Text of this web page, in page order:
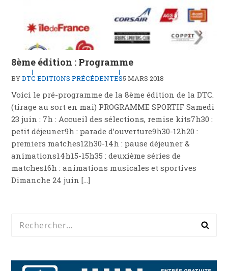
8ème édition : Programme
BYDTC EDITIONS PRÉCÉDENTES5 MARS 2018
Voici le pré-programme de la 8ème édition de la DTC.
(tirage au sort en mai) PROGRAMME SPORTIF Samedi
23 juin : 7h : Accueil des sélections, remise kits7h30 :
petit déjeuner9h : parade d’ouverture9h30-12h20 :
premiers matches12h30-14h : pause déjeuner &
animations14h15-15h35 : deuxième séries de
matches16h : animations musicales et sportives
Dimanche 24 juin […]